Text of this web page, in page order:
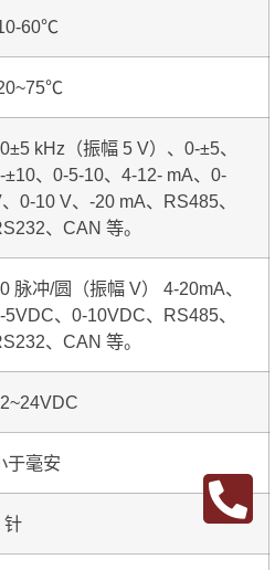
60℃
kHz（振幅 5 V）、0-±5、
±10、0-5-10、4-12- mA、0-
0-10 V、-20 mA、RS485、
、CAN 等。
脉冲/圆（振幅 V） 4-20mA、
5VDC、0-10VDC、RS485、
、CAN 等。
于毫安
针